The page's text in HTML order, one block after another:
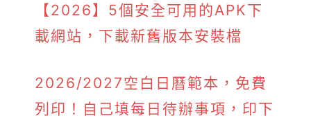
【2026】5個安全可用的APK下
載網站，下載新舊版本安裝檔
2026/2027空白日曆範本，免費
列印！自己填每日待辦事項，印下